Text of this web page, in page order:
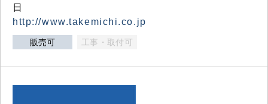
日
http://www.takemichi.co.jp
販売可 工事・取付可